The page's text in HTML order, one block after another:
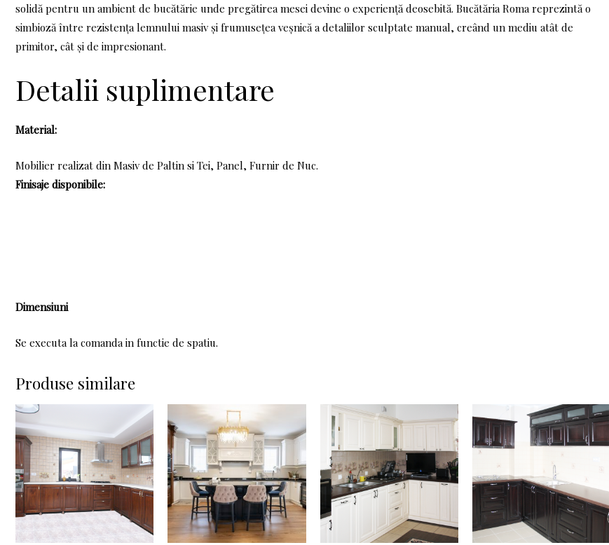
solidă pentru un ambient de bucătărie unde pregătirea mesei devine o experiență deosebită. Bucătăria Roma reprezintă o
simbioză între rezistența lemnului masiv și frumusețea veșnică a detaliilor sculptate manual, creând un mediu atât de
primitor, cât și de impresionant.
Detalii suplimentare
Material:
Mobilier realizat din Masiv de Paltin si Tei, Panel, Furnir de Nuc.
Finisaje disponibile:
Dimensiuni
Se executa la comanda in functie de spatiu.
Produse similare